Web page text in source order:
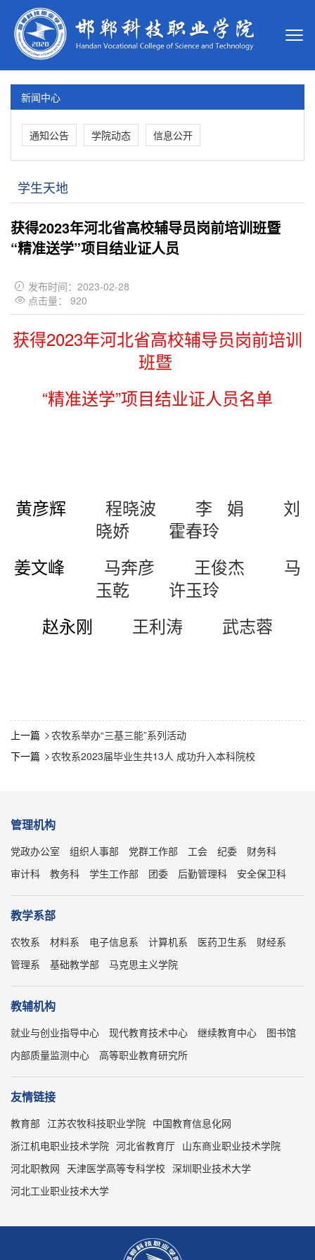
新闻中心
通知公告 学院动态 信息公开
学生天地
获得2023年河北省高校辅导员岗前培训班暨
“精准送学”项目结业证人员
 发布时间：2023-02-28
 点击量： 920
获得2023年河北省高校辅导员岗前培训
班暨
“精准送学”项目结业证人员名单
黄彦辉 程晓波 李 娟 刘
晓娇 霍春玲
姜文峰 马奔彦 王俊杰 马
玉乾 许玉玲
赵永刚 王利涛 武志蓉
上一篇  农牧系举办“三基三能”系列活动
下一篇  农牧系2023届毕业生共13人 成功升入本科院校
管理机构
党政办公室 组织人事部 党群工作部 工会 纪委
财务科
审计科
教务科 学生工作部 团委 后勤管理科 安全保卫科
教学系部
农牧系 材料系 电子信息系 计算机系 医药卫生系
财经系
管理系
基础教学部 马克思主义学院
教辅机构
就业与创业指导中心 现代教育技术中心 继续教育中心
图书馆
内部质量监测中心
高等职业教育研究所
友情链接
教育部 江苏农牧科技职业学院 中国教育信息化网
浙江机电职业技术学院 河北省教育厅 山东商业职业技术学院
河北职教网 天津医学高等专科学校 深圳职业技术大学
河北工业职业技术大学